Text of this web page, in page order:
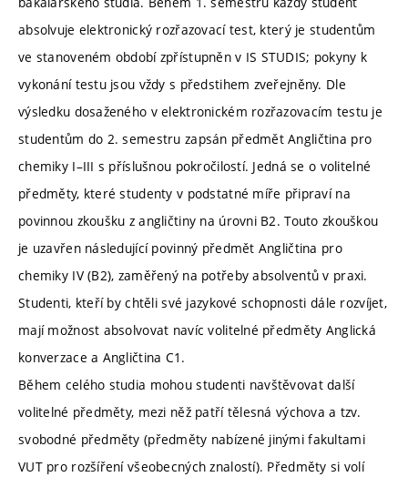
absolvuje elektronický rozřazovací test, který je studentům
ve stanoveném období zpřístupněn v IS STUDIS; pokyny k
vykonání testu jsou vždy s předstihem zveřejněny. Dle
výsledku dosaženého v elektronickém rozřazovacím testu je
studentům do 2. semestru zapsán předmět Angličtina pro
chemiky I–III s příslušnou pokročilostí. Jedná se o volitelné
předměty, které studenty v podstatné míře připraví na
povinnou zkoušku z angličtiny na úrovni B2. Touto zkouškou
je uzavřen následující povinný předmět Angličtina pro
chemiky IV (B2), zaměřený na potřeby absolventů v praxi.
Studenti, kteří by chtěli své jazykové schopnosti dále rozvíjet,
mají možnost absolvovat navíc volitelné předměty Anglická
konverzace a Angličtina C1.
Během celého studia mohou studenti navštěvovat další
volitelné předměty, mezi něž patří tělesná výchova a tzv.
svobodné předměty (předměty nabízené jinými fakultami
VUT pro rozšíření všeobecných znalostí). Předměty si volí